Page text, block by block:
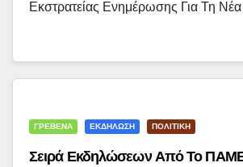
Εκστρατείας Ενημέρωσης Για Τη Νέα
ΓΡΕΒΕΝΑ ΕΚΔΗΛΩΣΗ ΠΟΛΙΤΙΚΗ
Σειρά Εκδηλώσεων Από Το